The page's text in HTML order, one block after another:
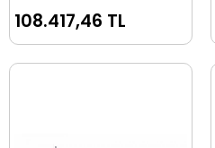
108.417,46 TL